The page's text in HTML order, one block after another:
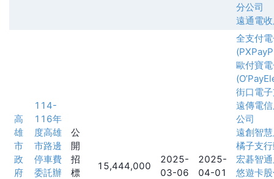
分公司
遠通電
高
雄
市
政
府
114-
116年
度高雄
市路邊
停車費
委託辦
公
開
招
標
15,444,000
2025-
03-06
2025-
04-01
全支付
歐付寶
街口電
遠傳電
公司
遠創智
橘子支
宏碁智
悠遊卡